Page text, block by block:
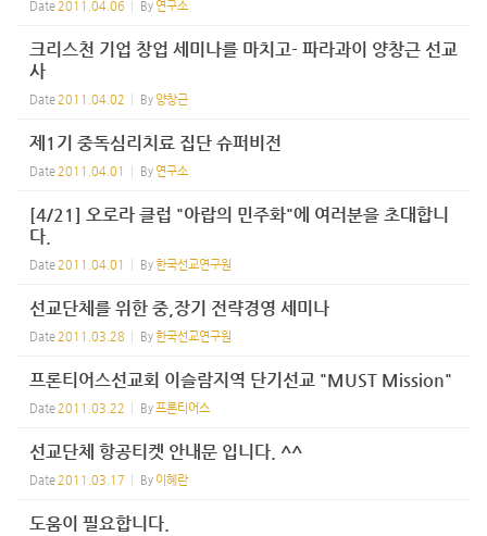
Date 2011.04.06 By 연구소
크리스천 기업 창업 세미나를 마치고- 파라과이 양창근 선교
사
Date 2011.04.02 By 양창근
제1기 중독심리치료 집단 슈퍼비전
Date 2011.04.01 By 연구소
[4/21] 오로라 클럽 "아랍의 민주화"에 여러분을 초대합니
다.
Date 2011.04.01 By한국선교연구원
선교단체를 위한 중,장기 전략경영 세미나
Date 2011.03.28 By한국선교연구원
프론티어스선교회 이슬람지역 단기선교 "MUST Mission"
Date 2011.03.22 By프론티어스
선교단체 항공티켓 안내문 입니다. ^^
Date 2011.03.17 By 이혜란
도움이 필요합니다.